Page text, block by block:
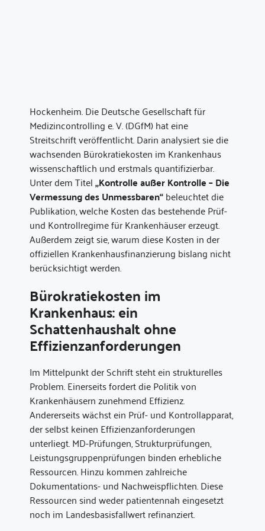
Hockenheim. Die Deutsche Gesellschaft für
Medizincontrolling e. V. (DGfM) hat eine
Streitschrift veröffentlicht. Darin analysiert sie die
wachsenden Bürokratiekosten im Krankenhaus
wissenschaftlich und erstmals quantifizierbar.
Unter dem Titel„Kontrolle außer Kontrolle – Die
Vermessung des Unmessbaren“beleuchtet die
Publikation, welche Kosten das bestehende Prüf-
und Kontrollregime für Krankenhäuser erzeugt.
Außerdem zeigt sie, warum diese Kosten in der
offiziellen Krankenhausfinanzierung bislang nicht
berücksichtigt werden.
Bürokratiekosten im
Krankenhaus: ein
Schattenhaushalt ohne
Effizienzanforderungen
Im Mittelpunkt der Schrift steht ein strukturelles
Problem. Einerseits fordert die Politik von
Krankenhäusern zunehmend Effizienz.
Andererseits wächst ein Prüf- und Kontrollapparat,
der selbst keinen Effizienzanforderungen
unterliegt. MD-Prüfungen, Strukturprüfungen,
Leistungsgruppenprüfungen binden erhebliche
Ressourcen. Hinzu kommen zahlreiche
Dokumentations- und Nachweispflichten. Diese
Ressourcen sind weder patientennah eingesetzt
noch im Landesbasisfallwert refinanziert.